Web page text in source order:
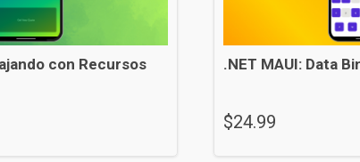
con Recursos
.NET MAUI: Data
$24.99